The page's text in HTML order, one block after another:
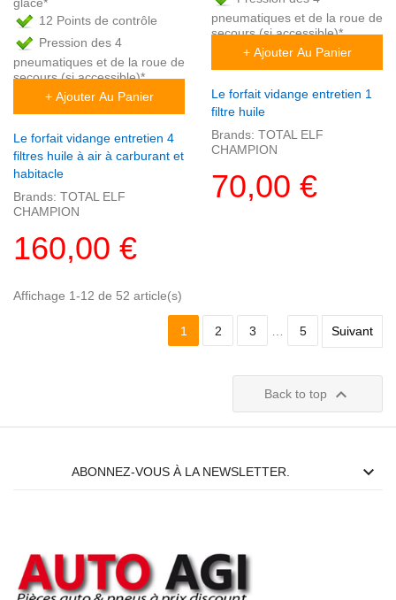
12 Points de contrôle
Pression des 4
pneumatiques et de la roue de
secours (si accessible)*
+ Ajouter Au Panier
Le forfait vidange entretien 4
filtres huile à air à carburant et
habitacle
Brands: TOTAL ELF
CHAMPION
160,00 €
pneumatiques et de la roue de
secours (si accessible)*
+ Ajouter Au Panier
Le forfait vidange entretien 1
filtre huile
Brands: TOTAL ELF
CHAMPION
70,00 €
Affichage 1-12 de 52 article(s)
1 2 3 5 Suivant
Back to top 
ABONNEZ-VOUS À LA NEWSLETTER. 